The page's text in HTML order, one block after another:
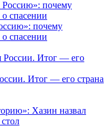
почему
спасении
Итог — его страна